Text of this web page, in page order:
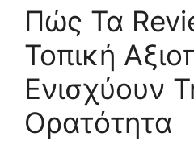
Πώς Τα
Τοπική
Ενισχύουν
Ορατότητα